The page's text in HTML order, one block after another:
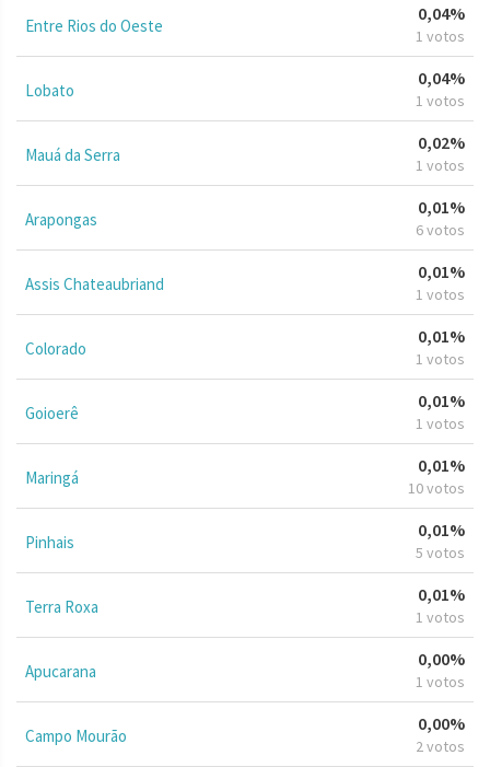
Entre Rios do Oeste
0,04%
1 votos
Lobato
0,04%
1 votos
Mauá da Serra
0,02%
1 votos
Arapongas
0,01%
6 votos
Assis Chateaubriand
0,01%
1 votos
Colorado
0,01%
1 votos
Goioerê
0,01%
1 votos
Maringá
0,01%
10 votos
Pinhais
0,01%
5 votos
Terra Roxa
0,01%
1 votos
Apucarana
0,00%
1 votos
Campo Mourão
0,00%
2 votos